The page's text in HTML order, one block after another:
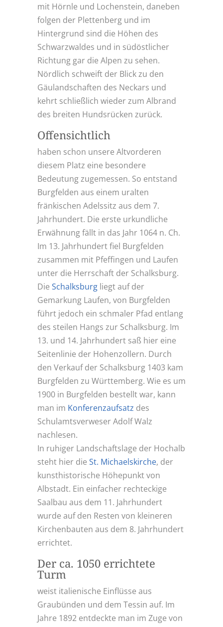
mit Hörnle und Lochenstein, daneben
folgen der Plettenberg und im
Hintergrund sind die Höhen des
Schwarzwaldes und in südöstlicher
Richtung gar die Alpen zu sehen.
Nördlich schweift der Blick zu den
Gäulandschaften des Neckars und
kehrt schließlich wieder zum Albrand
des breiten Hundsrücken zurück.
Offensichtlich
haben schon unsere Altvorderen
diesem Platz eine besondere
Bedeutung zugemessen. So entstand
Burgfelden aus einem uralten
fränkischen Adelssitz aus dem 7.
Jahrhundert. Die erste urkundliche
Erwähnung fällt in das Jahr 1064 n. Ch.
Im 13. Jahrhundert fiel Burgfelden
zusammen mit Pfeffingen und Laufen
unter die Herrschaft der Schalksburg.
Die Schalksburgliegt auf der
Gemarkung Laufen, von Burgfelden
führt jedoch ein schmaler Pfad entlang
des steilen Hangs zur Schalksburg. Im
13. und 14. Jahrhundert saß hier eine
Seitenlinie der Hohenzollern. Durch
den Verkauf der Schalksburg 1403 kam
Burgfelden zu Württemberg. Wie es um
1900 in Burgfelden bestellt war, kann
man im Konferenzaufsatz des
Schulamtsverweser Adolf Walz
nachlesen.
In ruhiger Landschaftslage der Hochalb
steht hier die St. Michaelskirche, der
kunsthistorische Höhepunkt von
Albstadt. Ein einfacher rechteckige
Saalbau aus dem 11. Jahrhundert
wurde auf den Resten von kleineren
Kirchenbauten aus dem 8. Jahrhundert
errichtet.
Der ca. 1050 errichtete
Turm
weist italienische Einflüsse aus
Graubünden und dem Tessin auf. Im
Jahre 1892 entdeckte man im Zuge von